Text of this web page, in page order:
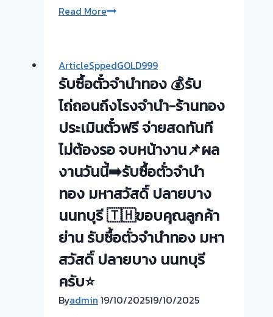
Read Moreรับ
ทอง
ยินดี
บริการ
💰
รับ
ไถ่ถอน
ถึง
โรง
จำนำ
ร้าน
ทอง
ประเมิน
หน้า
ตั๋ว
จ่าย
ArticleSppedGOLD999
รับซื้อตั๋วจำนำทอง 💰รับ
ไถ่ถอนถึงโรงจำนำ-ร้านทอง
ประเมินตั๋วฟรี จ่ายสดทันที
ไม่ต้องรอ จบหน้างาน📌ผล
งานวันนี้➡️รับซื้อตั่วจำนำ
ทอง มหาสวัสดิ์ ปลายบาง
นนทบุรี 🇹🇭ขอบคุณลูกค้า
ย่าน รับซื้อตั่วจำนำทอง มหา
สวัสดิ์ ปลายบาง นนทบุรี
ครับ⭐
Byadmin 19/10/202519/10/2025